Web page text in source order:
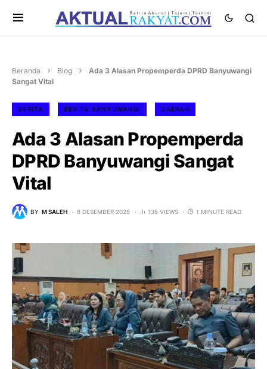
Beranda Blog
Ada 3 Alasan Propemperda DPRD Banyuwangi
Sangat Vital
BERITA BERITA BANYUWANGI DAERAH
Ada 3 Alasan Propemperda
DPRD Banyuwangi Sangat
Vital
BY M SALEH 8 DESEMBER 2025 135 VIEWS 1 MINUTE READ